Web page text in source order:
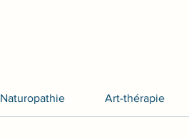
Naturopathie Art-thérapie